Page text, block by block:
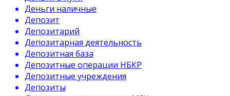
Деньги наличные
Депозит
Депозитарий
Депозитарная деятельность
Депозитная база
Депозитные операции НБКР
Депозитные учреждения
Депозиты